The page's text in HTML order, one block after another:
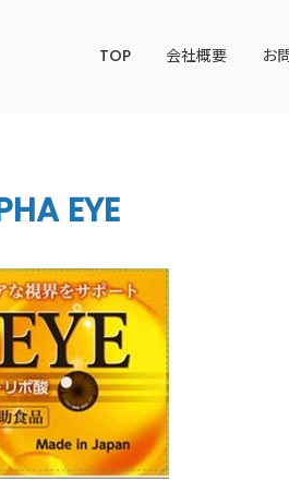
TOP 会社概要 お
EYE